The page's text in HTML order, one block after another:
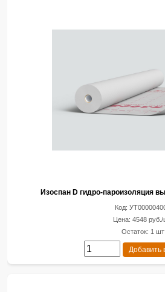
Изоспан D гидро-пароизоляция
Код:
Цена: 4548 руб./
Остаток: 1 шт
Добавить